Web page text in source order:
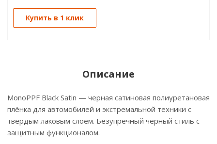
Купить в 1 клик
Описание
MonoPPF Black Satin — черная сатиновая полиуретановая
плёнка для автомобилей и экстремальной техники с
твердым лаковым слоем. Безупречный черный стиль с
защитным функционалом.